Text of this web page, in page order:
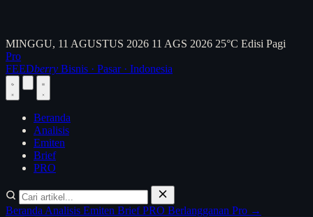
MINGGU, 11 AGUSTUS 2026 11 AGS 2026 25°C Edisi Pagi
Pro
FEEDberry Bisnis · Pasar · Indonesia
Beranda
Analisis
Emiten
Brief
PRO
Beranda Analisis Emiten BriefPRO Berlangganan Pro →